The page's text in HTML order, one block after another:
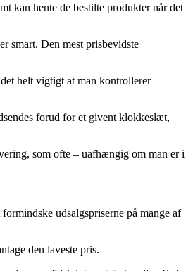
kan hente de bestilte produkter når det
smart. Den mest prisbevidste
helt vigtigt at man kontrollerer
forud for et givent klokkeslæt,
som ofte – uafhængig om man er i
udsalgspriserne på mange af
den laveste pris.